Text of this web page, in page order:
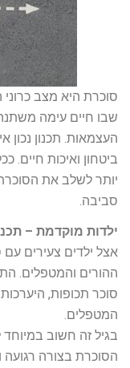
סוכרת היא מצב
שבו חיים עימה
העצמאות. תכנון
ביטחון ואיכות
יותר לשלב את
סביבה.
ילדות מוקדמת –
אצל ילדים צעירים
ההורים והמטפלים.
סוכר תכופות,
המטפלים.
בגיל זה חשוב
הסוכרת בצורה רגועה